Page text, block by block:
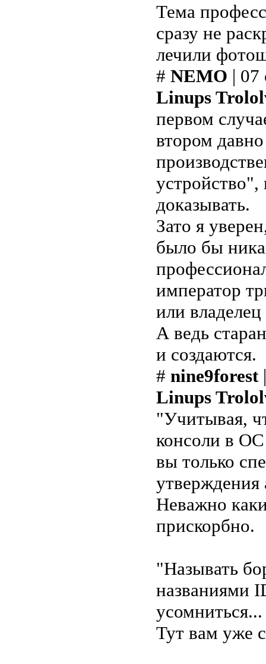
Тема
сразу не
лечили
# NEMO | 07
Linups
первом
втором
устройство",
доказывать.
Зато я
было бы
император
или
А ведь
и создаются.
# nine9forest
Linups
"Учитывая,
консоли в
вы только
утверждения
Неважно
прискорбно.
"Называть
названиями
Тут вам уже